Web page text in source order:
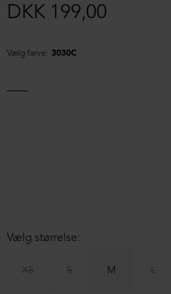
DKK 199,00
Vælg farve: 3030C
Vælg størrelse:
XS S M L